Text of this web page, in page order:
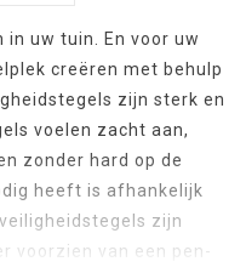
uw tuin. En voor uw
creëren met behulp
zijn sterk en
voelen zacht aan,
zonder hard op de
heeft is afhankelijk
zijn
voorzien van een pen-